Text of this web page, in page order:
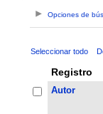
Opciones de
Seleccionar todo
Registro
Autor